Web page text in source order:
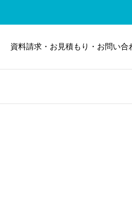
資料請求・お見積もり・お問い合